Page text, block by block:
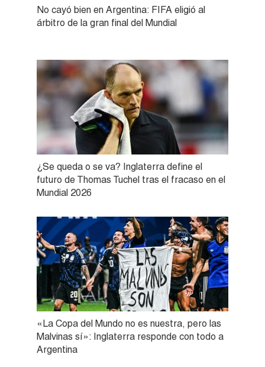
No cayó bien en Argentina: FIFA eligió al
árbitro de la gran final del Mundial
¿Se queda o se va? Inglaterra define el
futuro de Thomas Tuchel tras el fracaso en el
Mundial 2026
«La Copa del Mundo no es nuestra, pero las
Malvinas sí»: Inglaterra responde con todo a
Argentina